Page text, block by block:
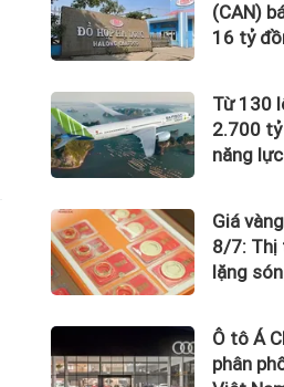
(CAN)
16 tỷ
sau
Từ 130
2.700
năng
công nợ
Giá
8/7: Thị
lặng
Ô tô Á
phân